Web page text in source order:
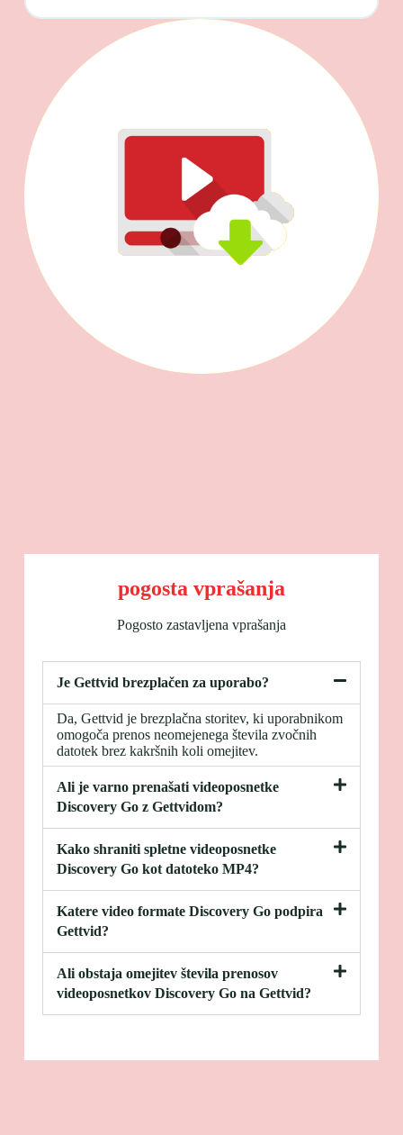
pogosta vprašanja
Pogosto zastavljena vprašanja
Je Gettvid brezplačen za uporabo?
Da, Gettvid je brezplačna storitev, ki uporabnikom
omogoča prenos neomejenega števila zvočnih
datotek brez kakršnih koli omejitev.
Ali je varno prenašati videoposnetke
Discovery Go z Gettvidom?
Kako shraniti spletne videoposnetke
Discovery Go kot datoteko MP4?
Katere video formate Discovery Go podpira
Gettvid?
Ali obstaja omejitev števila prenosov
videoposnetkov Discovery Go na Gettvid?